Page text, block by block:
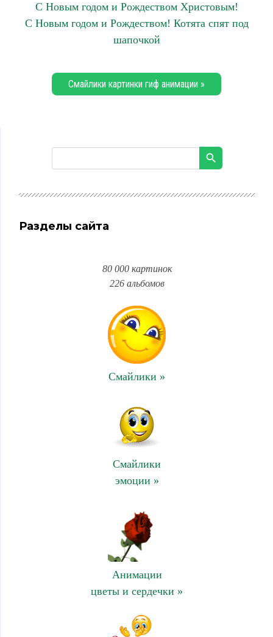
С Новым годом и Рождеством Христовым!
С Новым годом и Рождеством! Котята спят под
шапочкой
Смайлики картинки гиф анимации »
Разделы сайта
80 000 картинок
226 альбомов
Смайлики »
Смайлики
эмоции »
Анимации
цветы и сердечки »